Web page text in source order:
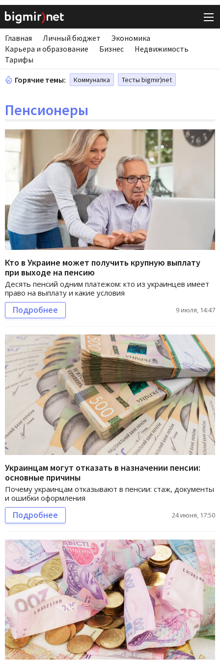
Главная Личный бюджет
Экономика
Карьера и образование
Бизнес
Недвижимость
Тарифы
Горячие темы: Коммуналка Тесты bigmir)net
Пенсионеры
Кто в Украине может получить крупную выплату
при выходе на пенсию
Десять пенсий одним платежом: кто из украинцев имеет
право на выплату и какие условия
Подробнее 9 июля, 14:47
Украинцам могут отказать в назначении пенсии:
основные причины
Почему украинцам отказывают в пенсии: стаж, документы
и ошибки оформления
Подробнее 24 июня, 17:50